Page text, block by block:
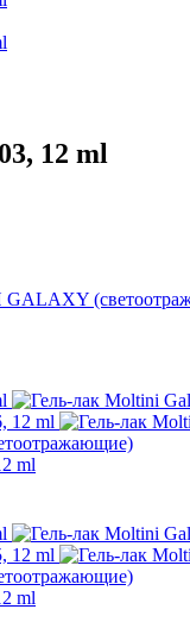
12 ml
ml
ml